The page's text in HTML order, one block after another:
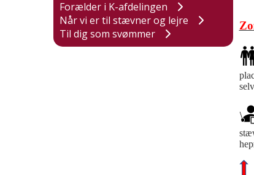
Forælder i K-afdelingen
Når vi er til stævner og lejre
Til dig som svømmer